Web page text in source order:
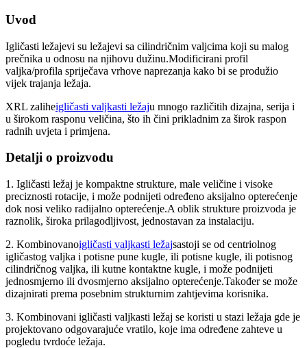
Uvod
Igličasti ležajevi su ležajevi sa cilindričnim valjcima koji su malog
prečnika u odnosu na njihovu dužinu.Modificirani profil
valjka/profila spriječava vrhove naprezanja kako bi se produžio
vijek trajanja ležaja.
XRL zaliheigličasti valjkasti ležaju mnogo različitih dizajna, serija i
u širokom rasponu veličina, što ih čini prikladnim za širok raspon
radnih uvjeta i primjena.
Detalji o proizvodu
1. Igličasti ležaj je kompaktne strukture, male veličine i visoke
preciznosti rotacije, i može podnijeti određeno aksijalno opterećenje
dok nosi veliko radijalno opterećenje.A oblik strukture proizvoda je
raznolik, široka prilagodljivost, jednostavan za instalaciju.
2. Kombinovanoigličasti valjkasti ležajsastoji se od centriolnog
igličastog valjka i potisne pune kugle, ili potisne kugle, ili potisnog
cilindričnog valjka, ili kutne kontaktne kugle, i može podnijeti
jednosmjerno ili dvosmjerno aksijalno opterećenje.Također se može
dizajnirati prema posebnim strukturnim zahtjevima korisnika.
3. Kombinovani igličasti valjkasti ležaj se koristi u stazi ležaja gde je
projektovano odgovarajuće vratilo, koje ima određene zahteve u
pogledu tvrdoće ležaja.